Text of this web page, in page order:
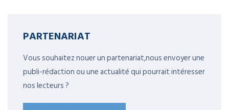
PARTENARIAT
Vous souhaitez nouer un partenariat,nous envoyer une
publi-rédaction ou une actualité qui pourrait intéresser
nos lecteurs ?